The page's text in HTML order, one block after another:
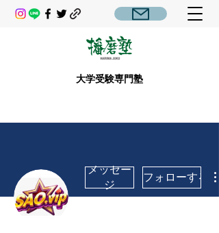
大学受験専門塾
メッセー
ジ
フォローする